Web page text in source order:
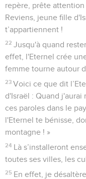
repère, prête
Reviens, jeune fille
t’appartiennent !
22 Jusqu'à quand
effet, l'Eternel crée
femme tourne autour
23 Voici ce que dit
d'Israël : Quand
ces paroles dans le
l'Eternel te bénisse,
montagne ! »
24 Là s’installeront
toutes ses villes, les
25 En effet, je